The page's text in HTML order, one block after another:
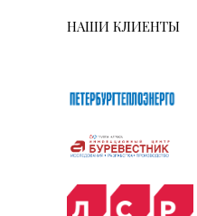
НАШИ КЛИЕНТЫ